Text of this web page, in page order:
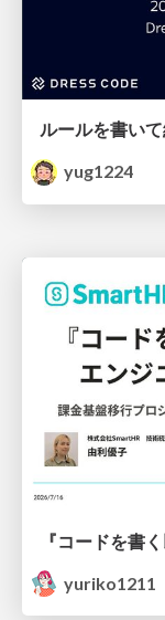
yug1224
yuriko1211